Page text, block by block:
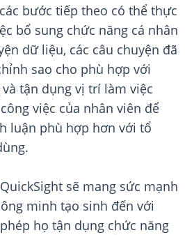
bước tiếp theo có thể thực
bổ sung chức năng cá nhân
dữ liệu, các câu chuyện đã
sao cho phù hợp với
tận dụng vị trí làm việc
việc của nhân viên để
luận phù hợp hơn với tổ
sẽ mang sức mạnh
minh tạo sinh đến với
họ tận dụng chức năng